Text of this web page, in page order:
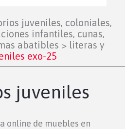
juveniles, coloniales,
infantiles, cunas,
abatibles > literas y
exo-25
juveniles
online de muebles en